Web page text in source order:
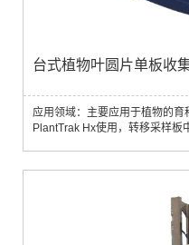
台式植物叶圆片单板
应用领域：主要应用于植物的
PlantTrak Hx使用，转移采样板